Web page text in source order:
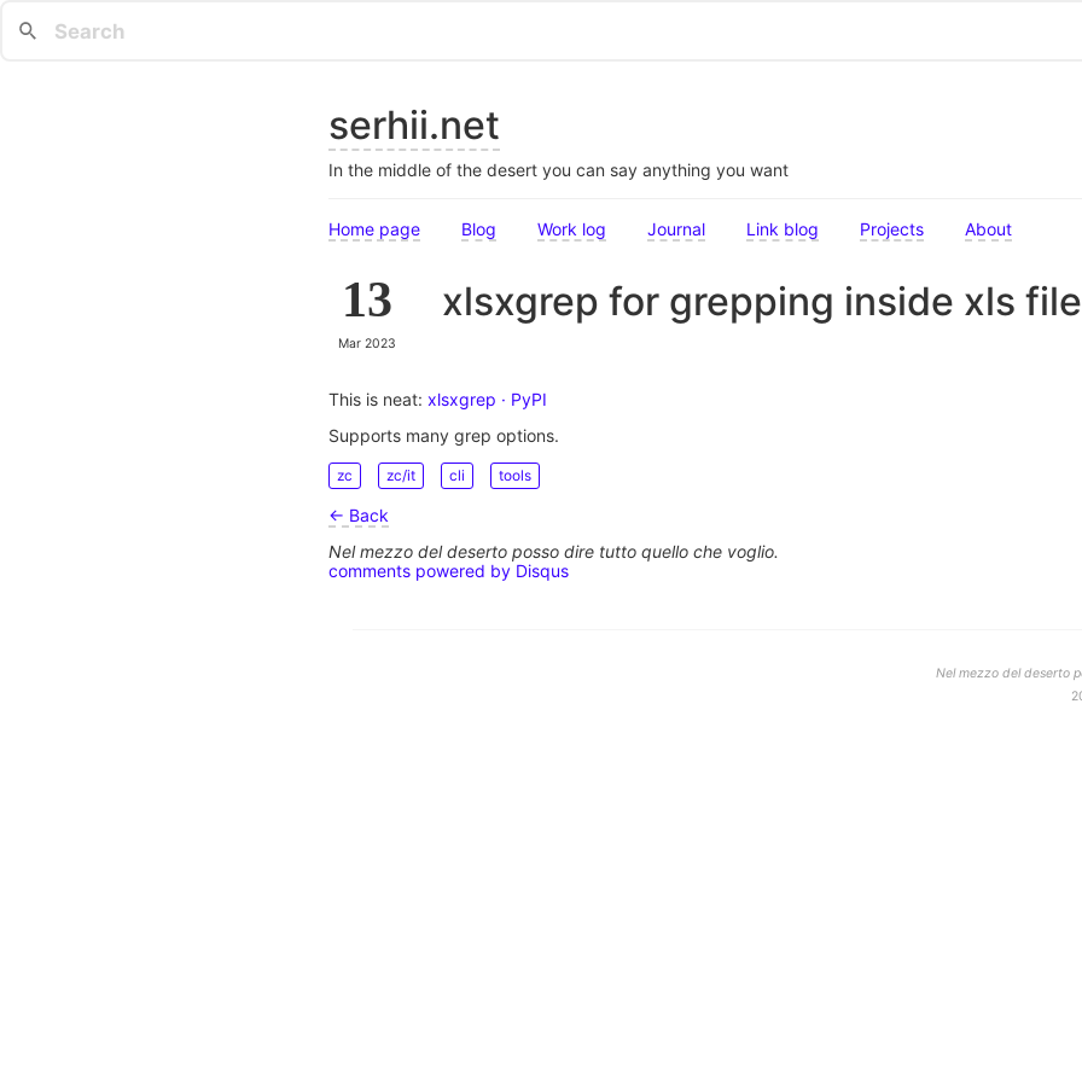
serhii.net
In the middle of the desert you can say anything you want
Home page Blog Work log Journal Link blog Projects About
13
Mar 2023
xlsxgrep for grepping inside xls
This is neat: xlsxgrep · PyPI
Supports many grep options.
zc zc/it cli tools
← Back
Nel mezzo del deserto posso dire tutto quello che voglio.
comments powered by Disqus
Nel mezzo del deserto